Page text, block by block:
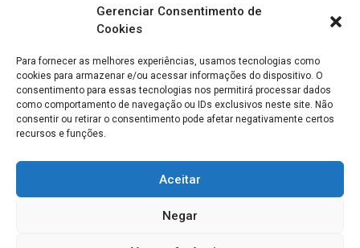
Gerenciar Consentimento de
Cookies
Para fornecer as melhores experiências, usamos tecnologias como
cookies para armazenar e/ou acessar informações do dispositivo. O
consentimento para essas tecnologias nos permitirá processar dados
como comportamento de navegação ou IDs exclusivos neste site. Não
consentir ou retirar o consentimento pode afetar negativamente certos
recursos e funções.
Aceitar
Negar